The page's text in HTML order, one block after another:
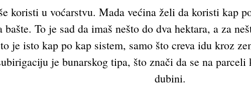
koristi u voćarstvu. Mada većina želi da koristi kap
To je sad da imaš nešto do dva hektara, a za
je isto kap po kap sistem, samo što creva idu kroz
je bunarskog tipa, što znači da se na parceli
dubini.